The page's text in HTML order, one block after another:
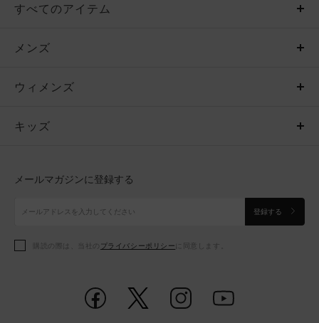
すべてのアイテム
メンズ
ウィメンズ
キッズ
アクセサリー
メンズ
トップス
ボトムス
アクセサリー
ウィメンズ
トップス
シューズ
アクセサリー
キッズ
シューズ
メールマガジンに登録する
登録する
購読の際は、当社の プライバシーポリシー に同意します。